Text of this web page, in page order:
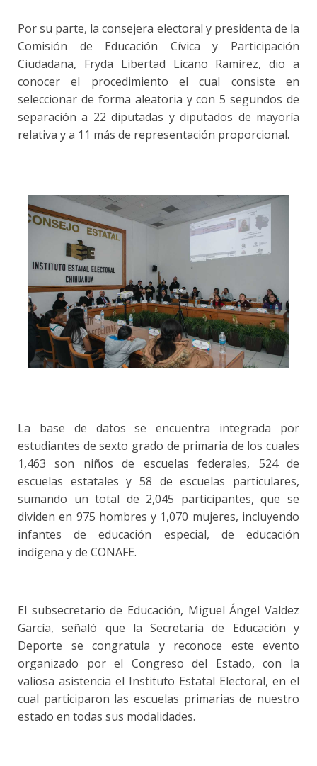
Por su parte, la consejera electoral y presidenta de la
Comisión de Educación Cívica y Participación
Ciudadana, Fryda Libertad Licano Ramírez, dio a
conocer el procedimiento el cual consiste en
seleccionar de forma aleatoria y con 5 segundos de
separación a 22 diputadas y diputados de mayoría
relativa y a 11 más de representación proporcional.
La base de datos se encuentra integrada por
estudiantes de sexto grado de primaria de los cuales
1,463 son niños de escuelas federales, 524 de
escuelas estatales y 58 de escuelas particulares,
sumando un total de 2,045 participantes, que se
dividen en 975 hombres y 1,070 mujeres, incluyendo
infantes de educación especial, de educación
indígena y de CONAFE.
El subsecretario de Educación, Miguel Ángel Valdez
García, señaló que la Secretaria de Educación y
Deporte se congratula y reconoce este evento
organizado por el Congreso del Estado, con la
valiosa asistencia el Instituto Estatal Electoral, en el
cual participaron las escuelas primarias de nuestro
estado en todas sus modalidades.